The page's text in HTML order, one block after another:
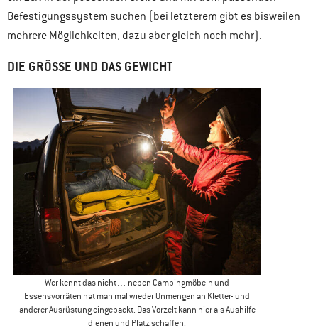
Befestigungssystem suchen (bei letzterem gibt es bisweilen
mehrere Möglichkeiten, dazu aber gleich noch mehr).
DIE GRÖSSE UND DAS GEWICHT
Wer kennt das nicht… neben Campingmöbeln und
Essensvorräten hat man mal wieder Unmengen an Kletter- und
anderer Ausrüstung eingepackt. Das Vorzelt kann hier als Aushilfe
dienen und Platz schaffen.